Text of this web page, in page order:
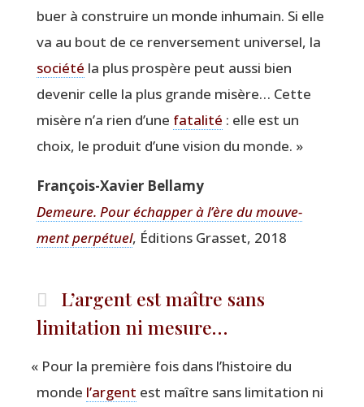
buer à construire un monde inhu­main. Si elle
va au bout de ce ren­ver­se­ment uni­ver­sel, la
socié­té la plus pros­père peut aus­si bien
deve­nir celle la plus grande misère… Cette
misère n’a rien d’une fata­li­té : elle est un
choix, le pro­duit d’une vision du monde. »
Fran­çois-Xavier Bellamy
Demeure. Pour échap­per à l’ère du mou­ve­
ment per­pé­tuel, Édi­tions Gras­set, 2018
L’argent est maître sans
limitation ni mesure…
« Pour la pre­mière fois dans l’his­toire du
monde l’argent est maître sans limi­ta­tion ni